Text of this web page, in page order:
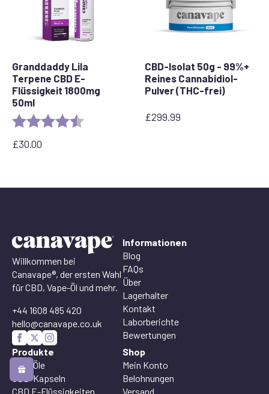
Granddaddy Lila
Terpene CBD E-
Flüssigkeit 1800mg
50ml
Rating: 4.8 out of 5 stars
£30.00
CBD-Isolat 50g - 99%+
Reines Cannabidiol-
Pulver (THC-frei)
£299.99
Willkommen bei
Canavape®, der ersten Wahl
für CBD, Vape-Öl und mehr.
+44 1608 485 420
hello@canavape.co.uk
Informationen
Blog
FAQs
Über
Lagerhalter
Kontakt
Laborberichte
Bewertungen
Produkte
CBD-Öle
CBD-Kapseln
CBD E-Flüssigkeiten
Shop
Mein Konto
Belohnungen
Versand